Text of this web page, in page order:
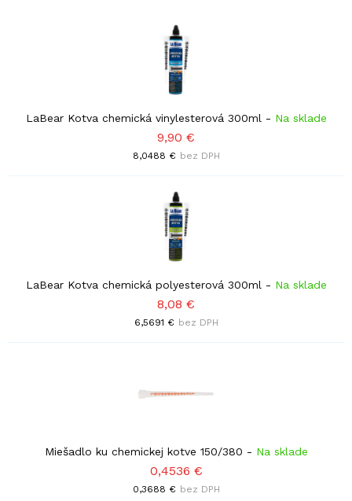
LaBear Kotva chemická vinylesterová 300ml - Na sklade
9,90 €
8,0488 € bez DPH
LaBear Kotva chemická polyesterová 300ml - Na sklade
8,08 €
6,5691 € bez DPH
Miešadlo ku chemickej kotve 150/380 - Na sklade
0,4536 €
0,3688 € bez DPH